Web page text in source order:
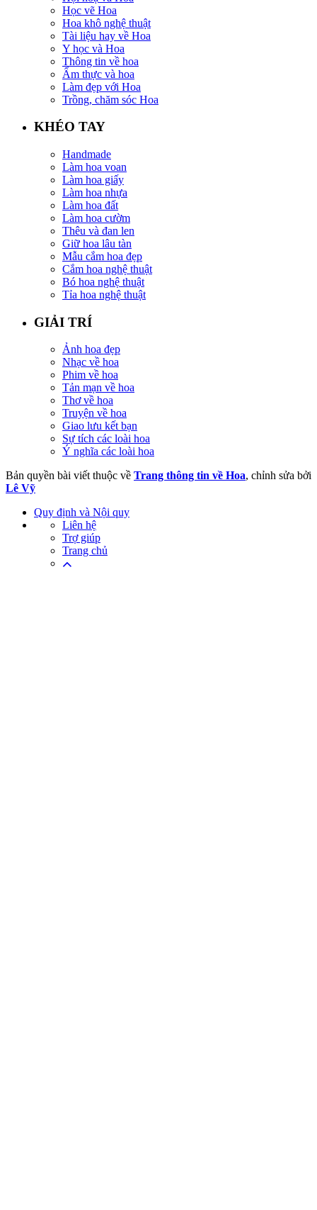
Học vẽ Hoa
Hoa khô nghệ thuật
Tài liệu hay về Hoa
Y học và Hoa
Thông tin về hoa
Ẩm thực và hoa
Làm đẹp với Hoa
Trồng, chăm sóc Hoa
KHÉO TAY
Handmade
Làm hoa voan
Làm hoa giấy
Làm hoa nhựa
Làm hoa đất
Làm hoa cườm
Thêu và đan len
Giữ hoa lâu tàn
Mẫu cắm hoa đẹp
Cắm hoa nghệ thuật
Bó hoa nghệ thuật
Tỉa hoa nghệ thuật
GIẢI TRÍ
Ảnh hoa đẹp
Nhạc về hoa
Phim về hoa
Tản mạn về hoa
Thơ về hoa
Truyện về hoa
Giao lưu kết bạn
Sự tích các loài hoa
Ý nghĩa các loài hoa
Bản quyền bài viết thuộc về Trang thông tin về Hoa, chỉnh sửa bởi
Lê Vỹ
Quy định và Nội quy
Liên hệ
Trợ giúp
Trang chủ